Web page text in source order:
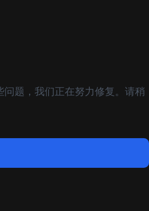
问题，我们正在努力修复。请稍